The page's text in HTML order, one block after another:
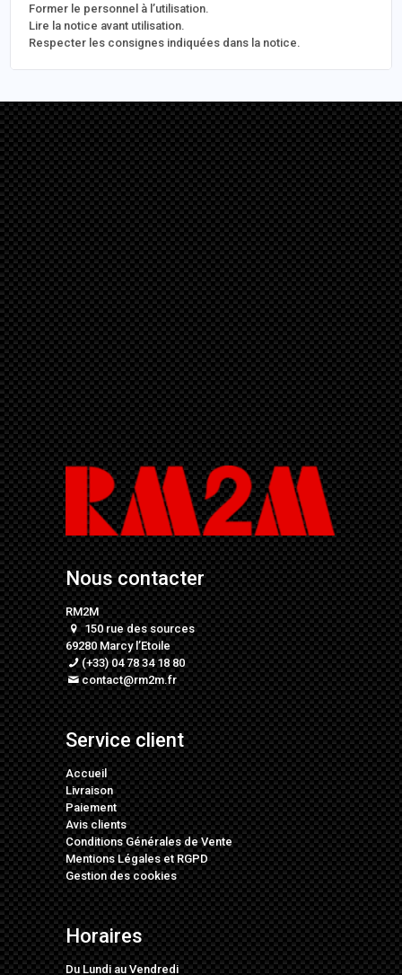
Former le personnel à l’utilisation.
Lire la notice avant utilisation.
Respecter les consignes indiquées dans la notice.
Nous contacter
RM2M
150 rue des sources
69280 Marcy l’Etoile
(+33) 04 78 34 18 80
contact@rm2m.fr
Service client
Accueil
Livraison
Paiement
Avis clients
Conditions Générales de Vente
Mentions LégalesetRGPD
Gestion des cookies
Horaires
Du Lundi au Vendredi